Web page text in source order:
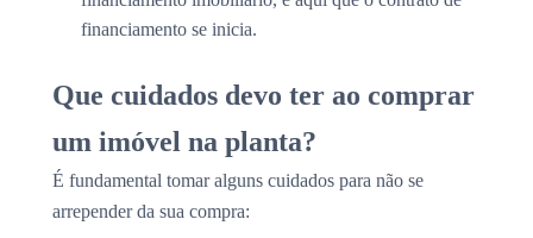
financiamento se inicia.
Que cuidados devo ter ao comprar
um imóvel na planta?
É fundamental tomar alguns cuidados para não se
arrepender da sua compra: